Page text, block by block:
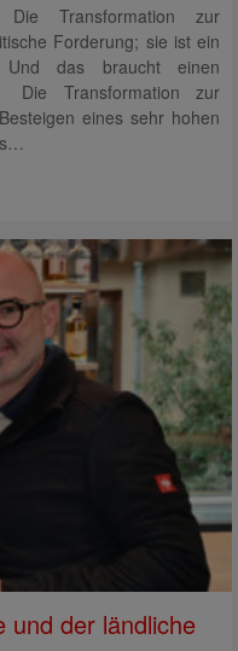
Transformation zur
Forderung; sie ist ein
Und das braucht einen
Transformation zur
eines sehr hohen
und der ländliche